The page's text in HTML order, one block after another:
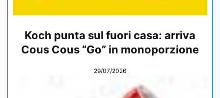
Koch punta sul fuori casa: arriva
Cous Cous “Go” in monoporzione
29/07/2026